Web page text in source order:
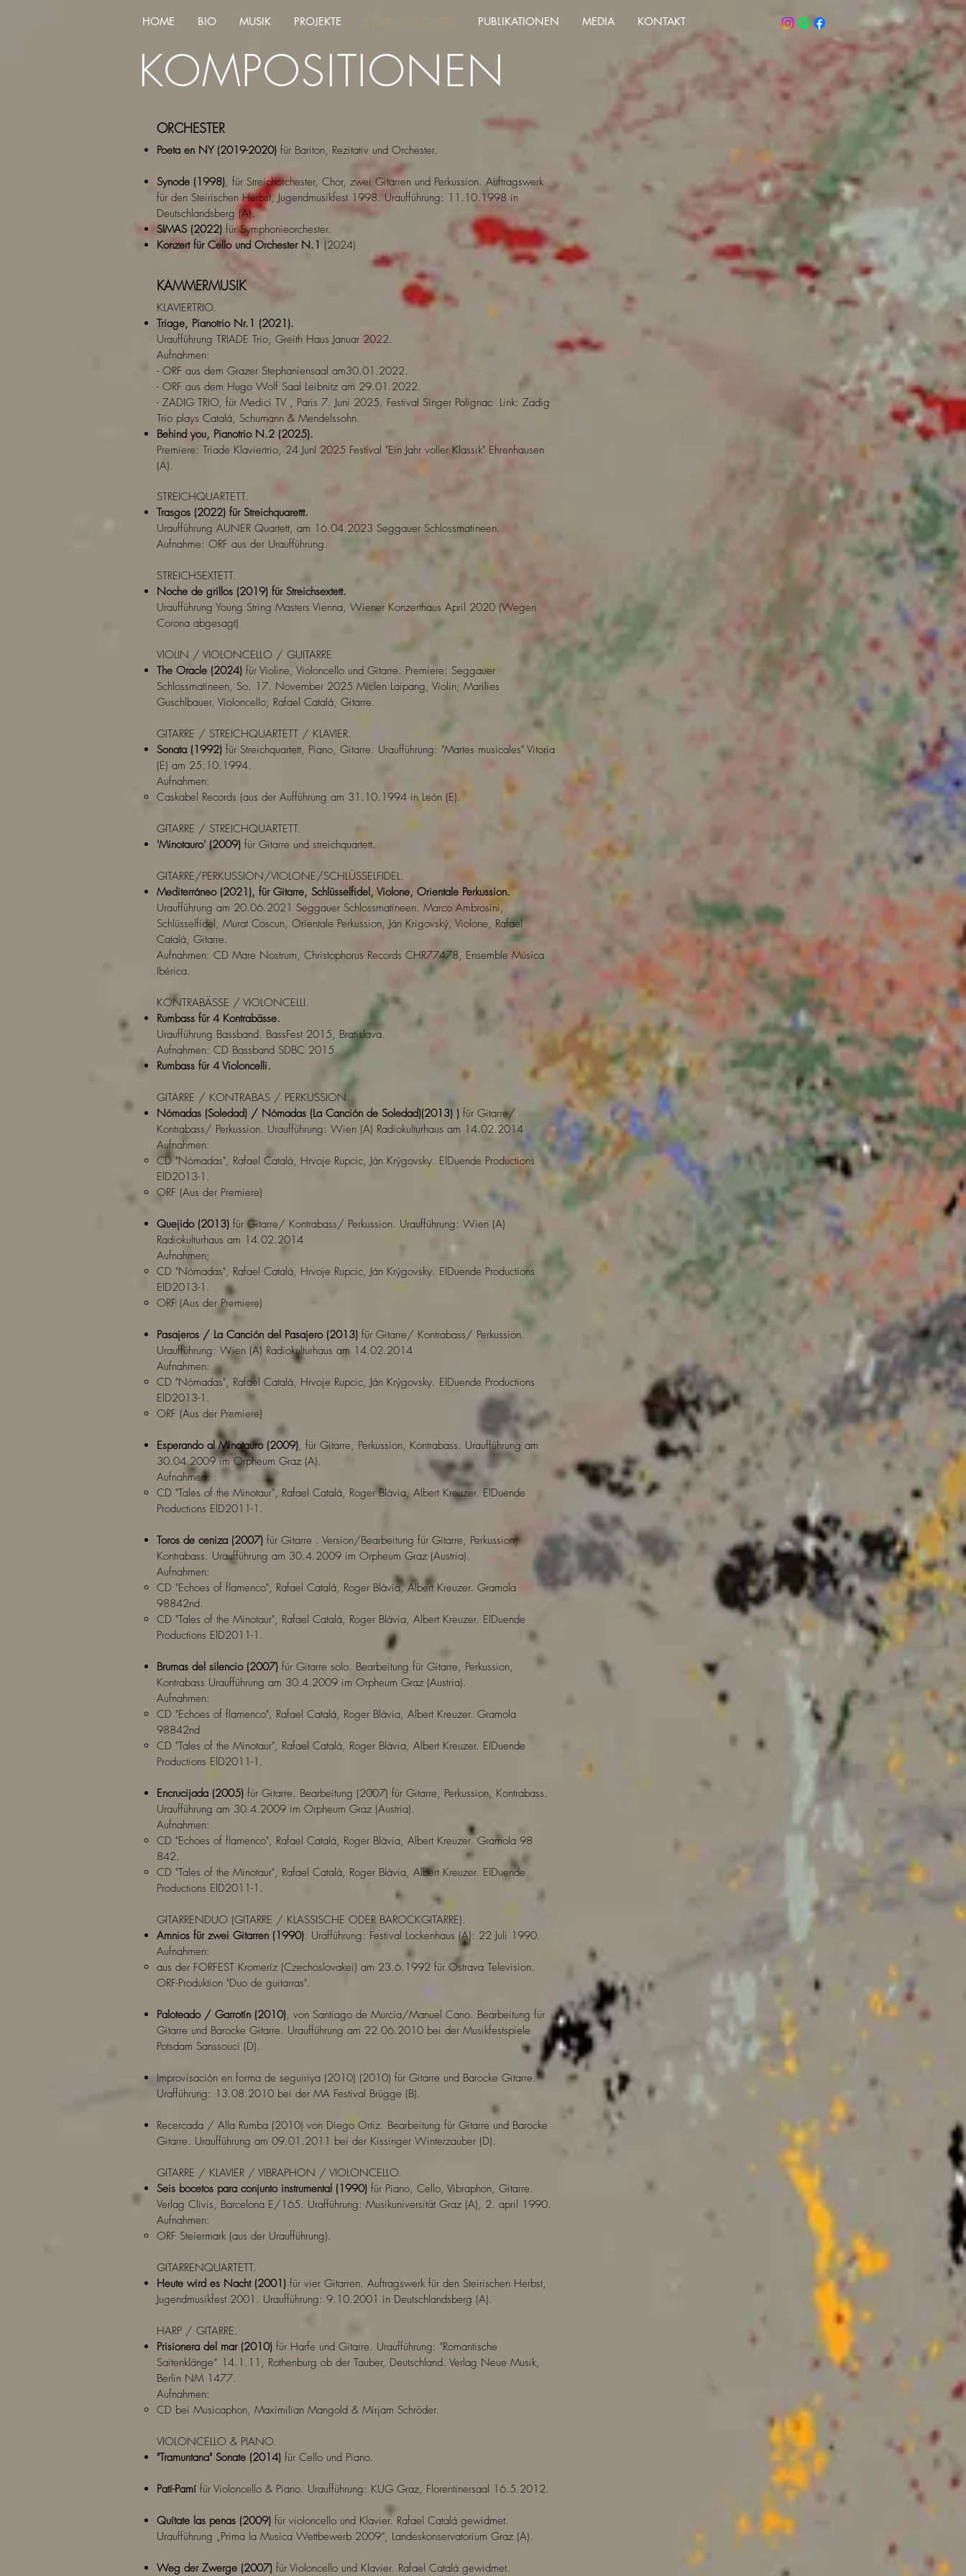
HOME BIO MUSIK PROJEKTE KOMPOSITIONEN PUBLIKATIONEN MEDIA KONTAKT
KOMPOSITIONEN
KAMMERMUSIK
KLAVIERTRIO.
Triage, Pianotrio Nr.1 (2021).
Uraufführung TRIADE Trio, Greith Haus Januar 2022.
Aufnahmen:
- ORF aus dem Grazer Stephaniensaal am30.01.2022.
- ORF aus dem Hugo Wolf Saal Leibnitz am 29.01.2022.
- ZADIG TRIO, für Medici TV , Paris 7. Juni 2025. Festival Singer Polignac Link: Zadig
Trio plays Catalá, Schumann & Mendelssohn.
Behind you, Pianotrio N.2 (2025).
Premiere: Triade Klaviertrio, 24 JunI 2025 Festival "Ein Jahr voller Klassik" Ehrenhausen
(A).
STREICHQUARTETT.
Trasgos (2022) für Streichquarettt.
Uraufführung AUNER Quartett, am 16.04.2023 Seggauer Schlossmatineen.
Aufnahme: ORF aus der Uraufführung.
STREICHSEXTETT.
Noche de grillos (2019) für Streichsextett.
Uraufführung Young String Masters Vienna, Wiener Konzerthaus April 2020 (Wegen
Corona abgesagt)
VIOLIN / VIOLONCELLO / GUITARRE
The Oracle (2024) für Violine, Violoncello und Gitarre. Premiere: Seggauer
Schlossmatineen, So. 17. November 2025 Miclen Laipang, Violin; Marilies
Guschlbauer, Violoncello; Rafael Catalá, Gitarre.
GITARRE / STREICHQUARTETT / KLAVIER.
Sonata (1992) für Streichquartett, Piano, Gitarre. Uraufführung: "Martes musicales" Vitoria
(E) am 25.10.1994.
Aufnahmen:
Caskabel Records (aus der Aufführung am 31.10.1994 in León (E).
GITARRE / STREICHQUARTETT.
'Minotauro' (2009) für Gitarre und streichquartett.
GITARRE/PERKUSSION/VIOLONE/SCHLÜSSELFIDEL.
Mediterráneo (2021), für Gitarre, Schlüsselfidel, Violone, Orientale Perkussion.
Uraufführung am 20.06.2021 Seggauer Schlossmatineen. Marco Ambrosini,
Schlüsselfidel, Murat Coscun, Orientale Perkussion, Ján Krigovský, Violone, Rafael
Catalá, Gitarre.
Aufnahmen: CD Mare Nostrum, Christophorus Records CHR77478, Ensemble Música
Ibérica.
KONTRABÄSSE / VIOLONCELLI.
Rumbass für 4 Kontrabässe.
Uraufführung Bassband. BassFest 2015, Bratislava.
Aufnahmen: CD Bassband SDBC 2015
Rumbass für 4 Violoncelli.
GITARRE / KONTRABAS / PERKUSSION.
Nómadas (Soledad) / Nómadas (La Canción de Soledad)(2013) ) für Gitarre/
Kontrabass/ Perkussion. Uraufführung: Wien (A) Radiokulturhaus am 14.02.2014
Aufnahmen:
CD "Nómadas", Rafael Catalá, Hrvoje Rupcic, Ján Krýgovsky. ElDuende Productions
ElD2013-1.
ORF (Aus der Premiere)
Quejido (2013) für Gitarre/ Kontrabass/ Perkussion. Uraufführung: Wien (A)
Radiokulturhaus am 14.02.2014
Aufnahmen;
CD "Nómadas", Rafael Catalá, Hrvoje Rupcic, Ján Krýgovsky. ElDuende Productions
ElD2013-1.
ORF (Aus der Premiere)
Pasajeros / La Canción del Pasajero (2013) für Gitarre/ Kontrabass/ Perkussion.
Uraufführung: Wien (A) Radiokulturhaus am 14.02.2014
Aufnahmen:
CD "Nómadas", Rafael Catalá, Hrvoje Rupcic, Ján Krýgovsky. ElDuende Productions
ElD2013-1.
ORF (Aus der Premiere)
Esperando al Minotauro (2009), für Gitarre, Perkussion, Kontrabass. Uraufführung am
30.04.2009 im Orpheum Graz (A).
Aufnahmen: :
CD "Tales of the Minotaur", Rafael Catalá, Roger Blàvia, Albert Kreuzer. ElDuende
Productions ElD2011-1.
Toros de ceniza (2007) für Gitarre . Version/Bearbeitung für Gitarre, Perkussion,
Kontrabass. Uraufführung am 30.4.2009 im Orpheum Graz (Austria).
Aufnahmen:
CD "Echoes of flamenco", Rafael Catalá, Roger Blàvia, Albert Kreuzer. Gramola
98842nd.
CD "Tales of the Minotaur", Rafael Catalá, Roger Blàvia, Albert Kreuzer. ElDuende
Productions ElD2011-1.
Brumas del silencio (2007) für Gitarre solo. Bearbeitung für Gitarre, Perkussion,
Kontrabass Uraufführung am 30.4.2009 im Orpheum Graz (Austria).
Aufnahmen:
CD "Echoes of flamenco", Rafael Catalá, Roger Blàvia, Albert Kreuzer. Gramola
98842nd
CD "Tales of the Minotaur", Rafael Catalá, Roger Blàvia, Albert Kreuzer. ElDuende
Productions ElD2011-1.
Encrucijada (2005) für Gitarre. Bearbeitung (2007) für Gitarre, Perkussion, Kontrabass.
Uraufführung am 30.4.2009 im Orpheum Graz (Austria).
Aufnahmen:
CD "Echoes of flamenco", Rafael Catalá, Roger Blàvia, Albert Kreuzer. Gramola 98
842.
CD "Tales of the Minotaur", Rafael Catalá, Roger Blàvia, Albert Kreuzer. ElDuende
Productions ElD2011-1.
GITARRENDUO (GITARRE / KLASSISCHE ODER BAROCKGITARRE).
Amnios für zwei Gitarren (1990). Urafführung: Festival Lockenhaus (A): 22 Juli 1990.
Aufnahmen:
aus der FORFEST Kromeríz (Czechoslovakei) am 23.6.1992 für Ostrava Television.
ORF-Produktion "Duo de guitarras".
Paloteado / Garrotín (2010), von Santiago de Murcia/Manuel Cano. Bearbeitung für
Gitarre und Barocke Gitarre. Uraufführung am 22.06.2010 bei der Musikfestspiele
Potsdam Sanssouci (D).
Improvisación en forma de seguiriya (2010) (2010) für Gitarre und Barocke Gitarre.
Urafführung: 13.08.2010 bei der MA Festival Brügge (B).
Recercada / Alla Rumba (2010) von Diego Ortiz. Bearbeitung für Gitarre und Barocke
Gitarre. Uraufführung am 09.01.2011 bei der Kissinger Winterzauber (D).
GITARRE / KLAVIER / VIBRAPHON / VIOLONCELLO.
Seis bocetos para conjunto instrumental (1990) für Piano, Cello, Vibraphon, Gitarre.
Verlag Clivis, Barcelona E/165. Urafführung: Musikuniversität Graz (A), 2. april 1990.
Aufnahmen:
ORF Steiermark (aus der Uraufführung).
GITARRENQUARTETT.
Heute wird es Nacht (2001) für vier Gitarren. Auftragswerk für den Steirischen Herbst,
Jugendmusikfest 2001. Uraufführung: 9.10.2001 in Deutschlandsberg (A).
HARP / GITARRE.
Prisionera del mar (2010) für Harfe und Gitarre. Uraufführung: "Romantische
Saitenklänge“ 14.1.11, Rothenburg ob der Tauber, Deutschland. Verlag Neue Musik,
Berlin NM 1477.
Aufnahmen:
CD bei Musicaphon, Maximilian Mangold & Mirjam Schröder.
VIOLONCELLO & PIANO.
"Tramuntana" Sonate (2014) für Cello und Piano.
Patí-Pamí für Violoncello & Piano. Uraufführung: KUG Graz, Florentinersaal 16.5.2012.
Quítate las penas (2009) für violoncello und Klavier. Rafael Catalá gewidmet.
Uraufführung „Prima la Musica Wettbewerb 2009“, Landeskonservatorium Graz (A).
Weg der Zwerge (2007) für Violoncello und Klavier. Rafael Catalá gewidmet.
ORCHESTER
Poeta en NY (2019-2020) für Bariton, Rezitativ und Orchester.
Synode (1998), für Streichorchester, Chor, zwei Gitarren und Perkussion. Auftragswerk
für den Steirischen Herbst, Jugendmusikfest 1998. Uraufführung: 11.10.1998 in
Deutschlandsberg (A).
SIMAS (2022) für Symphonieorchester.
Konzert für Cello und Orchester N.1 (2024)